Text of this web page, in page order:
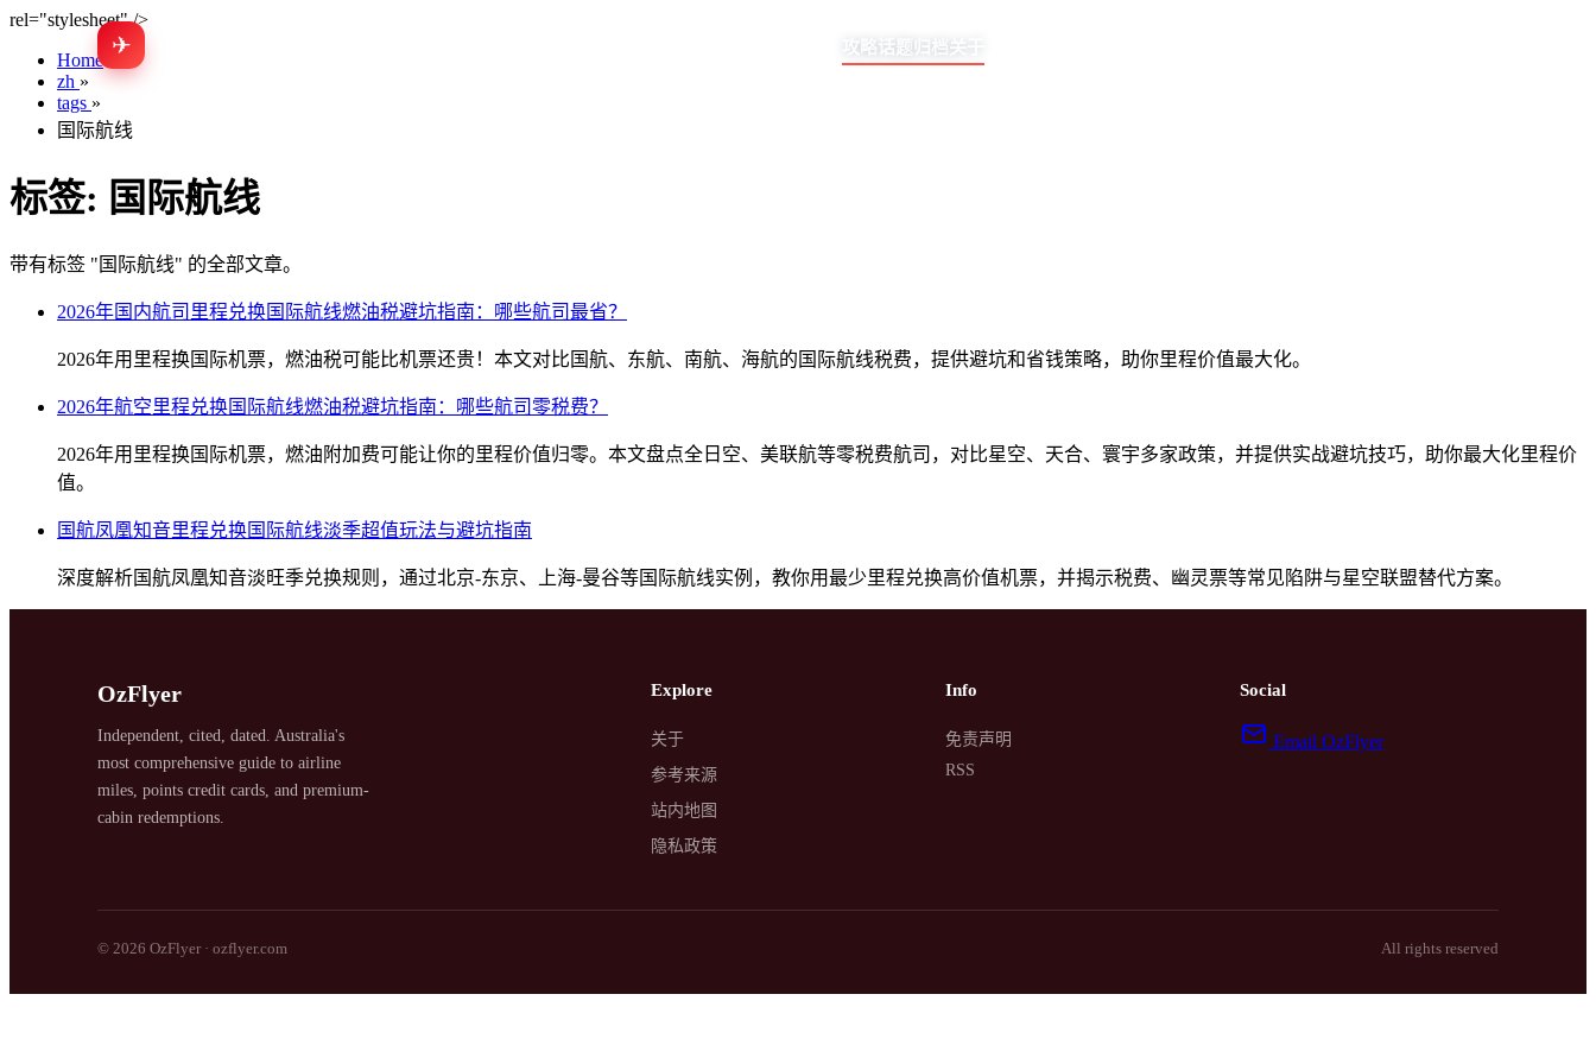
rel="stylesheet" />
✈ 攻略 话题 归档 关于
Home
zh »
tags »
国际航线
标签: 国际航线
带有标签 "国际航线" 的全部文章。
2026年国内航司里程兑换国际航线燃油税避坑指南：哪些航司最省？
2026年用里程换国际机票，燃油税可能比机票还贵！本文对比国航、东航、南航、海航的国际航线税费，提供避坑和省钱策略，助你里程价值最大化。
2026年航空里程兑换国际航线燃油税避坑指南：哪些航司零税费？
2026年用里程换国际机票，燃油附加费可能让你的里程价值归零。本文盘点全日空、美联航等零税费航司，对比星空、天合、寰宇多家政策，并提供实战避坑技巧，助你最大化里程价
值。
国航凤凰知音里程兑换国际航线淡季超值玩法与避坑指南
深度解析国航凤凰知音淡旺季兑换规则，通过北京-东京、上海-曼谷等国际航线实例，教你用最少里程兑换高价值机票，并揭示税费、幽灵票等常见陷阱与星空联盟替代方案。
OzFlyer
Independent, cited, dated. Australia's
most comprehensive guide to airline
miles, points credit cards, and premium-
cabin redemptions.
Explore
关于
参考来源
站内地图
隐私政策
Info
免责声明
RSS
Social
Email OzFlyer
© 2026 OzFlyer · ozflyer.com All rights reserved